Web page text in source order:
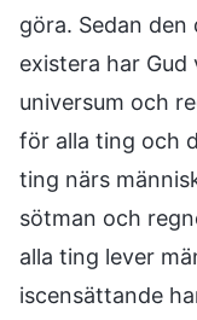
göra. Sedan
existera har
universum och
för alla ting och
ting närs
sötman och
alla ting lever
iscensättande